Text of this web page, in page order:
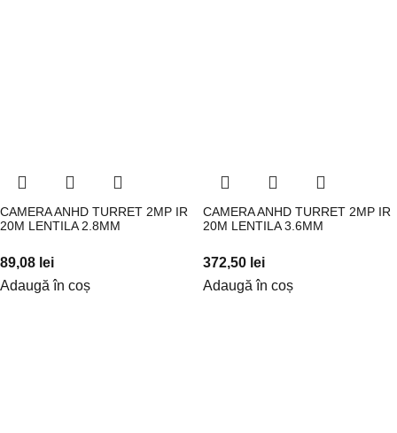
CAMERA ANHD TURRET 2MP IR
20M LENTILA 2.8MM
89,08 lei
Adaugă în coș
CAMERA ANHD TURRET 2MP IR
20M LENTILA 3.6MM
372,50 lei
Adaugă în coș